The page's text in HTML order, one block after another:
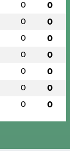
0 0
0 0
0 0
0 0
0 0
0 0
0 0